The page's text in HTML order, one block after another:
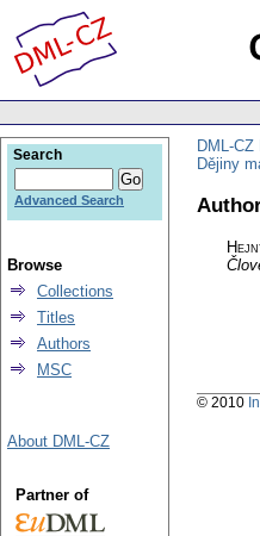
DML-CZ
Dějiny
Search
Advanced Search
Browse
Collections
Titles
Authors
MSC
About DML-CZ
Partner of
© 2010